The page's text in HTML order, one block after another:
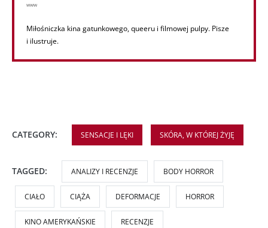
www
Miłośniczka kina gatunkowego, queeru i filmowej pulpy. Pisze
i ilustruje.
CATEGORY: SENSACJE I LĘKI SKÓRA, W KTÓREJ ŻYJĘ
TAGGED: ANALIZY I RECENZJE BODY HORROR
CIAŁO CIĄŻA DEFORMACJE HORROR
KINO AMERYKAŃSKIE RECENZJE